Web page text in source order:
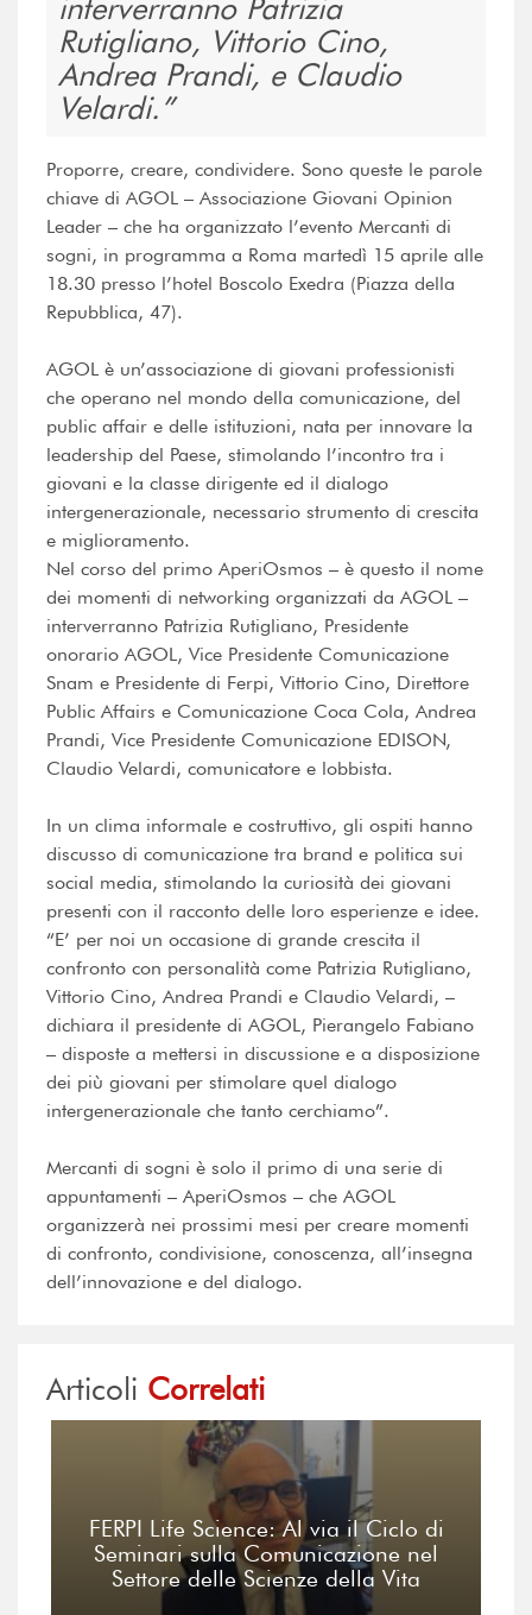
interverranno Patrizia
Rutigliano, Vittorio Cino,
Andrea Prandi, e Claudio
Velardi.
Proporre, creare, condividere. Sono queste le parole
chiave di AGOL – Associazione Giovani Opinion
Leader – che ha organizzato l’evento Mercanti di
sogni, in programma a Roma martedì 15 aprile alle
18.30 presso l’hotel Boscolo Exedra (Piazza della
Repubblica, 47).
AGOL è un’associazione di giovani professionisti
che operano nel mondo della comunicazione, del
public affair e delle istituzioni, nata per innovare la
leadership del Paese, stimolando l’incontro tra i
giovani e la classe dirigente ed il dialogo
intergenerazionale, necessario strumento di crescita
e miglioramento.
Nel corso del primo AperiOsmos – è questo il nome
dei momenti di networking organizzati da AGOL –
interverranno Patrizia Rutigliano, Presidente
onorario AGOL, Vice Presidente Comunicazione
Snam e Presidente di Ferpi, Vittorio Cino, Direttore
Public Affairs e Comunicazione Coca Cola, Andrea
Prandi, Vice Presidente Comunicazione EDISON,
Claudio Velardi, comunicatore e lobbista.
In un clima informale e costruttivo, gli ospiti hanno
discusso di comunicazione tra brand e politica sui
social media, stimolando la curiosità dei giovani
presenti con il racconto delle loro esperienze e idee.
“E’ per noi un occasione di grande crescita il
confronto con personalità come Patrizia Rutigliano,
Vittorio Cino, Andrea Prandi e Claudio Velardi, –
dichiara il presidente di AGOL, Pierangelo Fabiano
– disposte a mettersi in discussione e a disposizione
dei più giovani per stimolare quel dialogo
intergenerazionale che tanto cerchiamo”.
Mercanti di sogni è solo il primo di una serie di
appuntamenti – AperiOsmos – che AGOL
organizzerà nei prossimi mesi per creare momenti
di confronto, condivisione, conoscenza, all’insegna
dell’innovazione e del dialogo.
Articoli Correlati
FERPI Life Science: Al via il Ciclo di
Seminari sulla Comunicazione nel
Settore delle Scienze della Vita